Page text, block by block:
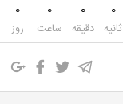
0
روز
0
ساعت
0
دقیقه
0
ثانیه